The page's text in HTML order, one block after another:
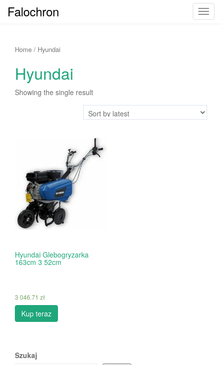
T
v
i
Falochron
Home / Hyundai
Hyundai
Showing the single result
Hyundai Glebogryzarka
163cm 3 52cm
3 046.71 zł
Kup teraz
Szukaj